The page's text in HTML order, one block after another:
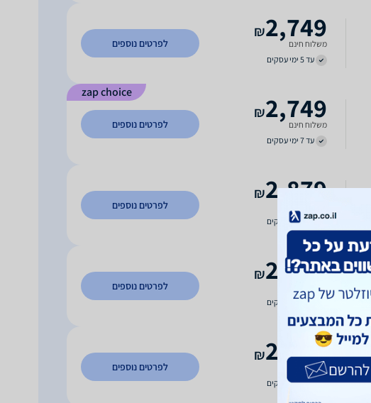
2,749
₪
משלוח חינם
עד 5 ימי עסקים
לפרטים נוספים
zap choice
2,749
₪
משלוח חינם
עד 7 ימי עסקים
לפרטים נוספים
2,879
₪
עד 7 ימי עסקים
לפרטים נוספים
2,980
₪
משלוח חינם
עד 7 ימי עסקים
לפרטים נוספים
2,990
₪
משלוח חינם
עד 7 ימי עסקים
לפרטים נוספים